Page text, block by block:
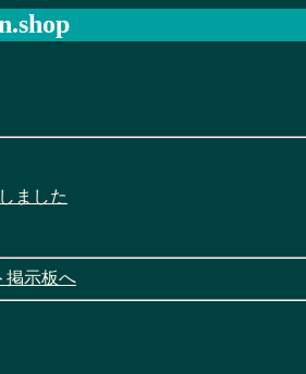
ました
掲示板へ